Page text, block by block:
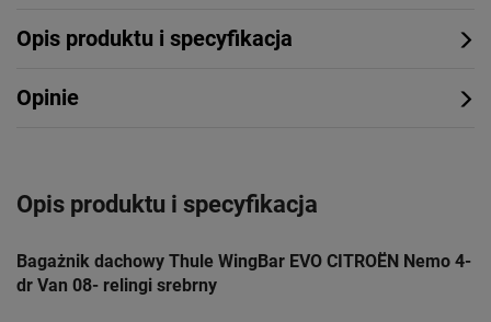
Opis produktu i specyfikacja
Opinie
Opis produktu i specyfikacja
Bagażnik dachowy Thule WingBar EVO CITROËN Nemo 4-
dr Van 08- relingi srebrny